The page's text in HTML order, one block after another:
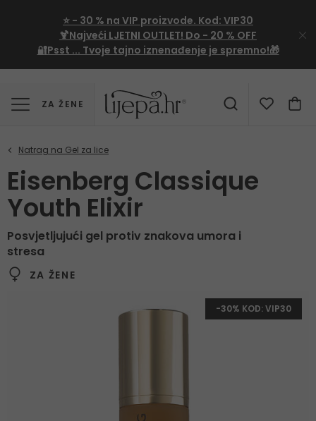
⭐ - 30 % na VIP proizvode. Kod: VIP30
🍹Najveći LJETNI OUTLET! Do - 20 % OFF
🔐Psst ... Tvoje tajno iznenađenje je spremno!🎁
ZA ŽENE
Eisenberg Classique
Youth Elixir
Posvjetljujući gel protiv znakova umora i
stresa
ZA ŽENE
-30% KOD: VIP30